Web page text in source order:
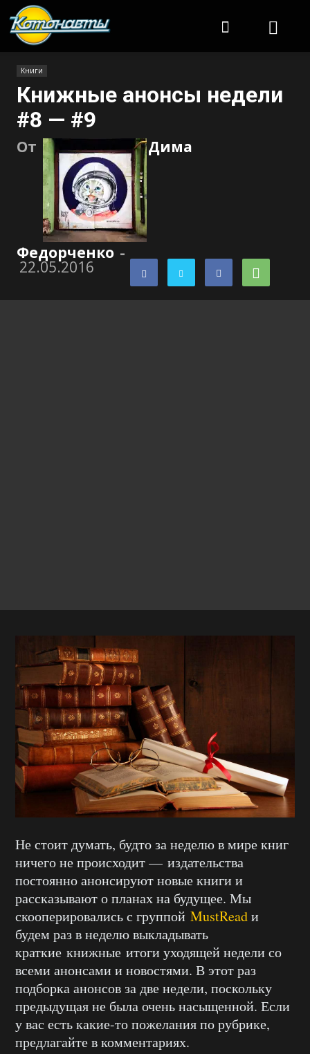
Книги
Книжные анонсы недели
#8 — #9
От Дима
Федорченко -
22.05.2016
Не стоит думать, будто за неделю в мире книг
ничего не происходит — издательства
постоянно анонсируют новые книги и
рассказывают о планах на будущее. Мы
скооперировались с группой MustReadи
будем раз в неделю выкладывать
краткие книжные итоги уходящей недели со
всеми анонсами и новостями. В этот раз
подборка анонсов за две недели, поскольку
предыдущая не была очень насыщенной. Если
у вас есть какие-то пожелания по рубрике,
предлагайте в комментариях.